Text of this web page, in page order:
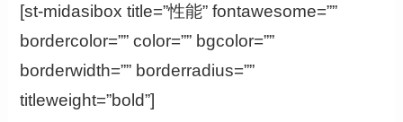
[st-midasibox title=”性能” fontawesome=””
bordercolor=”” color=”” bgcolor=””
borderwidth=”” borderradius=””
titleweight=”bold”]